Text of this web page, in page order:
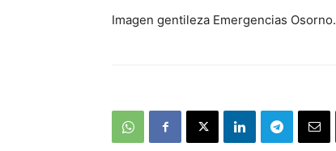
Imagen gentileza Emergencias Osorno.